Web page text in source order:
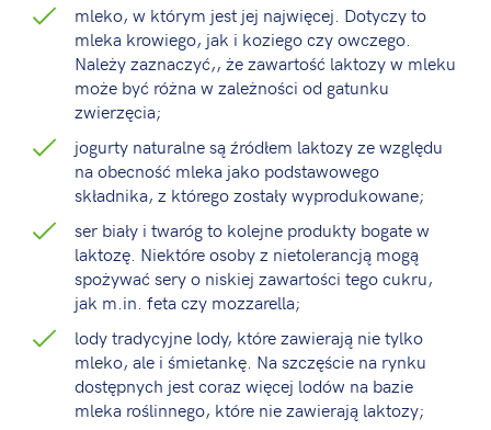
mleko, w którym jest jej najwięcej. Dotyczy to
mleka krowiego, jak i koziego czy owczego.
Należy zaznaczyć,, że zawartość laktozy w mleku
może być różna w zależności od gatunku
zwierzęcia;
jogurty naturalne są źródłem laktozy ze względu
na obecność mleka jako podstawowego
składnika, z którego zostały wyprodukowane;
ser biały i twaróg to kolejne produkty bogate w
laktozę. Niektóre osoby z nietolerancją mogą
spożywać sery o niskiej zawartości tego cukru,
jak m.in. feta czy mozzarella;
lody tradycyjne lody, które zawierają nie tylko
mleko, ale i śmietankę. Na szczęście na rynku
dostępnych jest coraz więcej lodów na bazie
mleka roślinnego, które nie zawierają laktozy;